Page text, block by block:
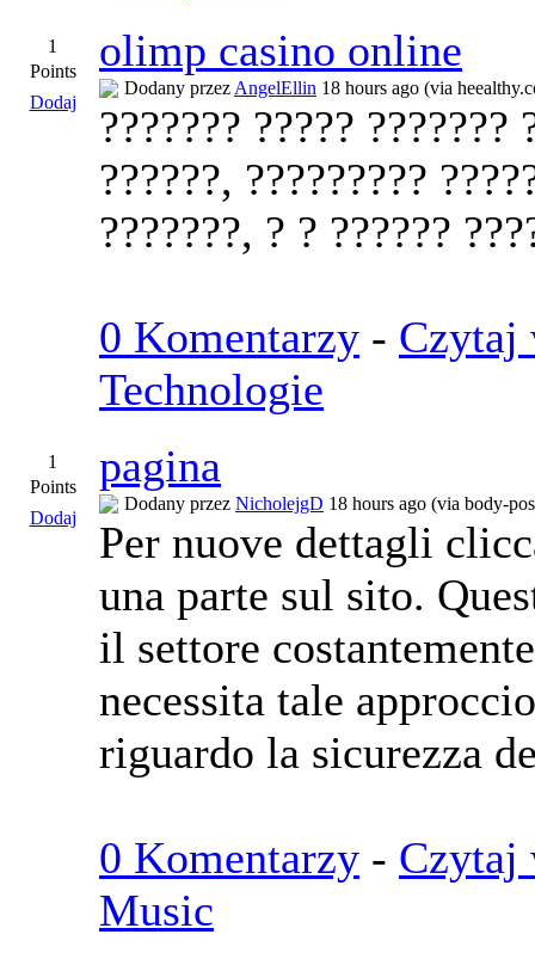
1
Points
Dodaj
olimp casino online
Dodany przez AngelEllin 18 hours ago (via
??????? ????? ???????
??????, ?????????
???????, ? ? ??????
0 Komentarzy - Czytaj
Technologie
1
Points
Dodaj
pagina
Dodany przez NicholejgD 18 hours ago (via body-
Per nuove dettagli
una parte sul sito.
il settore
necessita tale
riguardo la sicurezza
0 Komentarzy - Czytaj
Music